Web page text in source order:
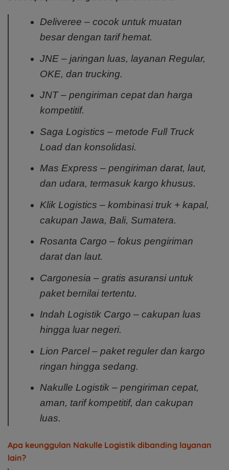
Deliveree – cocok untuk muatan
besar dengan tarif hemat.
JNE – jaringan luas, layanan Regular,
OKE, dan trucking.
JNT – pengiriman cepat dan harga
kompetitif.
Saga Logistics – metode Full Truck
Load dan konsolidasi.
Mas Express – pengiriman darat, laut,
dan udara, termasuk kargo khusus.
Klik Logistics – kombinasi truk + kapal,
cakupan Jawa, Bali, Sumatera.
Rosanta Cargo – fokus pengiriman
darat dan laut.
Cargonesia – gratis asuransi untuk
paket bernilai tertentu.
Indah Logistik Cargo – cakupan luas
hingga luar negeri.
Lion Parcel – paket reguler dan kargo
ringan hingga sedang.
Nakulle Logistik – pengiriman cepat,
aman, tarif kompetitif, dan cakupan
luas.
Apa keunggulan Nakulle Logistik dibanding layanan
lain?